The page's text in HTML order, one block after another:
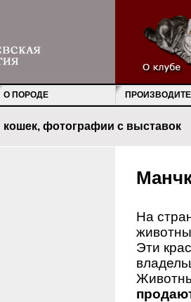
О ПОРОДЕ
фотографии с выставок
На
Эти